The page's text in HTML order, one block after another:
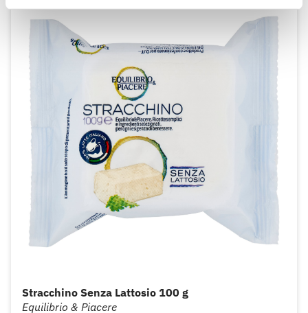
Stracchino Senza Lattosio 100 g
Equilibrio & Piacere